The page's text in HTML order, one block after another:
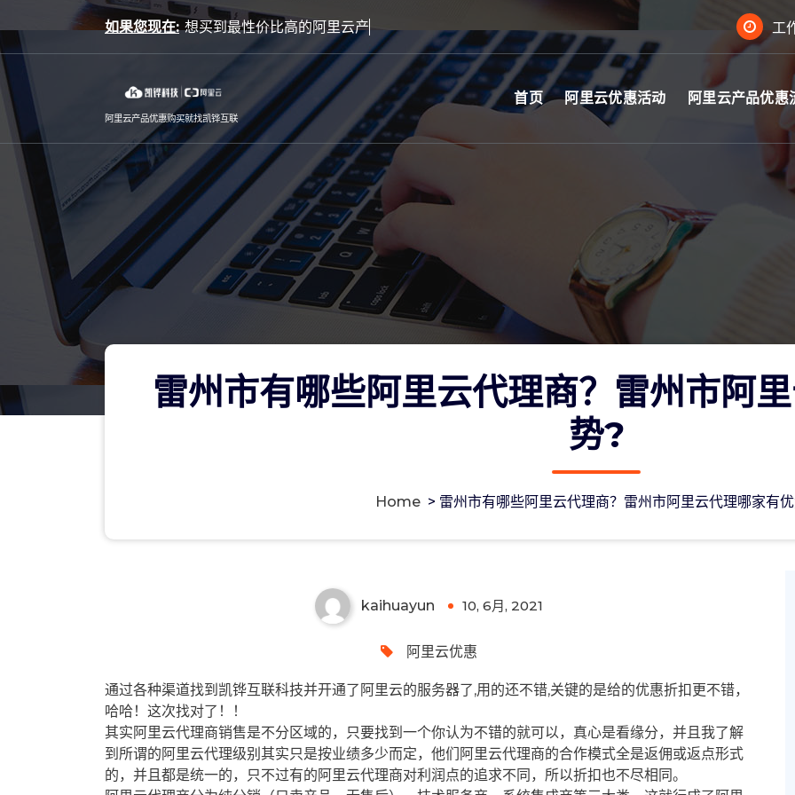
to
content
如果您现在: 工
阿里云产品优惠购买就找凯铧互联
首页 阿里云优惠活动 阿里云产品优惠
雷州市有哪些阿里云代理商？雷州市阿
势?
Home > 雷州市有哪些阿里云代理商？雷州市阿里云代理哪家有
kaihuayun 10, 6月, 2021
阿里云优惠
通过各种渠道找到凯铧互联科技并开通了阿里云的服务器了,用的还不错,关键的是给的优惠折扣更不错，
哈哈！这次找对了！！
其实阿里云代理商销售是不分区域的，只要找到一个你认为不错的就可以，真心是看缘分，并且我了解
到所谓的阿里云代理级别其实只是按业绩多少而定，他们阿里云代理商的合作模式全是返佣或返点形式
的，并且都是统一的，只不过有的阿里云代理商对利润点的追求不同，所以折扣也不尽相同。